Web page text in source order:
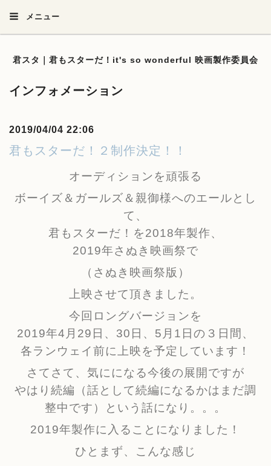
メニュー
君スタ｜君もスターだ！it's so wonderful 映画製作委員会
インフォメーション
2019/04/04 22:06
君もスターだ！２制作決定！！
オーディションを頑張る
ボーイズ＆ガールズ＆親御様へのエールとし
て、
君もスターだ！を2018年製作、
2019年さぬき映画祭で
（さぬき映画祭版）
上映させて頂きました。
今回ロングバージョンを
2019年4月29日、30日、5月1日の３日間、
各ランウェイ前に上映を予定しています！
さてさて、気にになる今後の展開ですが
やはり続編（話として続編になるかはまだ調
整中です）という話になり。。。
2019年製作に入ることになりました！
ひとまず、こんな感じ